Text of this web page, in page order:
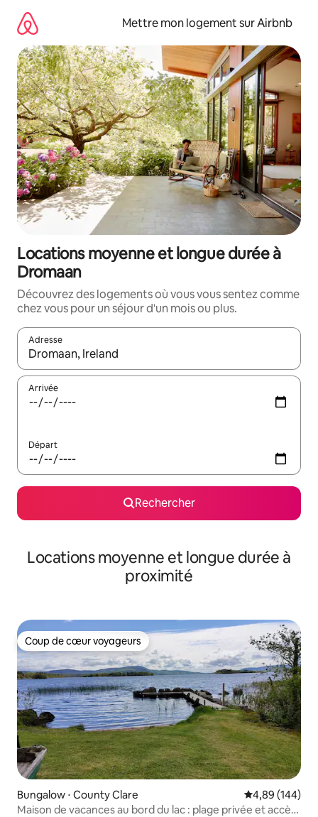
directement
contenu
Mettre mon logement sur Airbnb
Locations moyenne et longue durée à
Dromaan
Découvrez des logements où vous vous sentez comme
chez vous pour un séjour d'un mois ou plus.
Adresse
Lorsque les résultats s'affichent, utilisez les flèches vers le
Arrivée
Départ
Rechercher
Locations moyenne et longue durée à
proximité
Coup de cœur voyageurs
Coup de cœur voyageurs
Bungalow ⋅ County Clare Évaluation
4,89 (144)
Maison de vacances au bord du lac : plage privée et accès